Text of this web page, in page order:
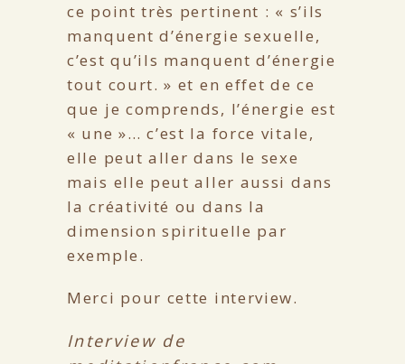
ce point très pertinent : « s’ils
manquent d’énergie sexuelle,
c’est qu’ils manquent d’énergie
tout court. » et en effet de ce
que je comprends, l’énergie est
« une »… c’est la force vitale,
elle peut aller dans le sexe
mais elle peut aller aussi dans
la créativité ou dans la
dimension spirituelle par
exemple.
Merci pour cette interview.
Interview de